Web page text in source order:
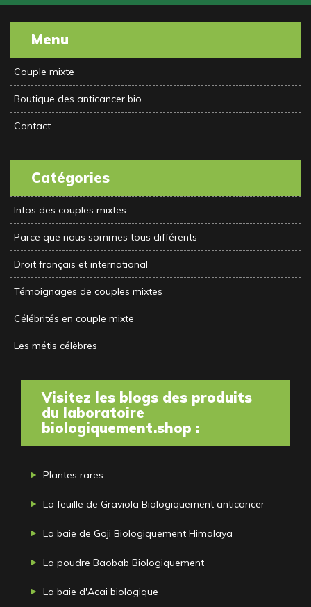
Menu
Couple mixte
Boutique des anticancer bio
Contact
Catégories
Infos des couples mixtes
Parce que nous sommes tous différents
Droit français et international
Témoignages de couples mixtes
Célébrités en couple mixte
Les métis célèbres
Visitez les blogs des produits
du laboratoire
biologiquement.shop :
Plantes rares
La feuille de Graviola Biologiquement anticancer
La baie de Goji Biologiquement Himalaya
La poudre Baobab Biologiquement
La baie d'Acai biologique